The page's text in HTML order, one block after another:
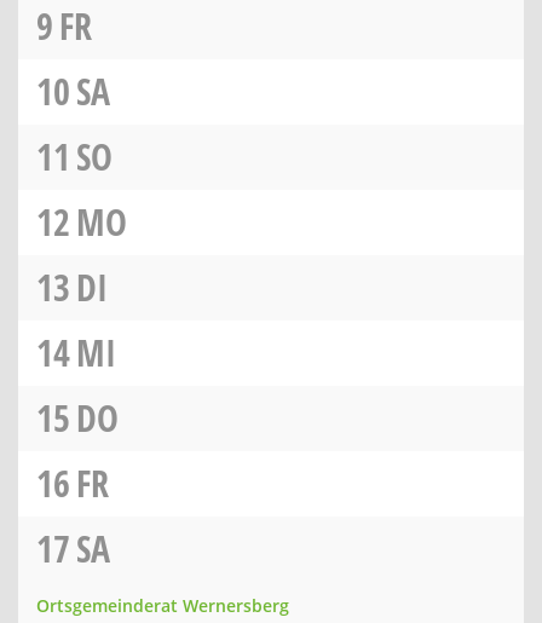
9FR
10SA
11 SO
12MO
13DI
14MI
15DO
16FR
17SA
Ortsgemeinderat Wernersberg